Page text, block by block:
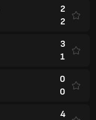
2
2
3
1
0
0
4